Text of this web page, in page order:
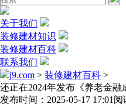
关于我们
装修建材知识
装修建材百科
联系我们
j9.com > 装修建材百科 >
还正在2024年发布《养老金融
发布时间：2025-05-17 17:01 阅